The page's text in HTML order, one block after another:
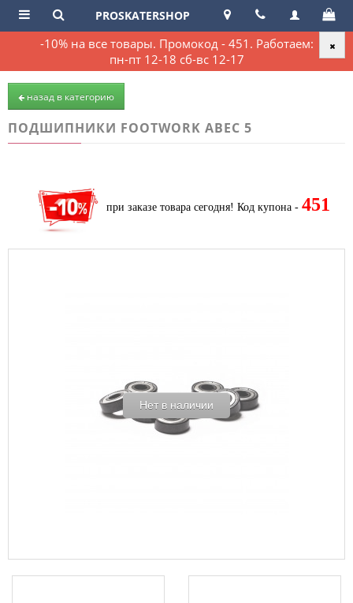
-10% на все товары. Промокод - 451. Работаем:
пн-пт 12-18 сб-вс 12-17
PROSKATERSHOP
назад в категорию
ПОДШИПНИКИ FOOTWORK ABEC 5
при заказе товара сегодня! Код купона - 451
Нет в наличии